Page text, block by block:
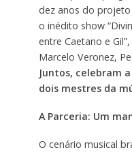
dez anos do projeto
o inédito show
entre Caetano e
Marcelo Veronez,
Juntos, celebram
dois mestres da
A Parceria: Um
O cenário musical